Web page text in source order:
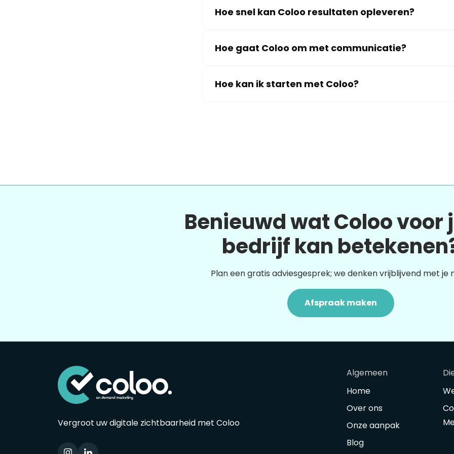
Hoe snel kan Coloo resultaten opleveren?
Hoe gaat Coloo om met communicatie?
Hoe kan ik starten met Coloo?
Benieuwd wat Coloo voor
bedrijf kan
Plan een gratis adviesgesprek; we denken vrijblijvend met je
Afspraak maken
Vergroot uw digitale zichtbaarheid met Coloo
Algemeen
Home
Over ons
Onze aanpak
Blog